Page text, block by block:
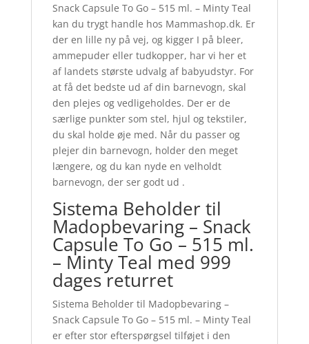
Snack Capsule To Go – 515 ml. – Minty Teal
kan du trygt handle hos Mammashop.dk. Er
der en lille ny på vej, og kigger I på bleer,
ammepuder eller tudkopper, har vi her et
af landets største udvalg af babyudstyr. For
at få det bedste ud af din barnevogn, skal
den plejes og vedligeholdes. Der er de
særlige punkter som stel, hjul og tekstiler,
du skal holde øje med. Når du passer og
plejer din barnevogn, holder den meget
længere, og du kan nyde en velholdt
barnevogn, der ser godt ud .
Sistema Beholder til
Madopbevaring – Snack
Capsule To Go – 515 ml.
– Minty Teal med 999
dages returret
Sistema Beholder til Madopbevaring –
Snack Capsule To Go – 515 ml. – Minty Teal
er efter stor efterspørgsel tilføjet i den